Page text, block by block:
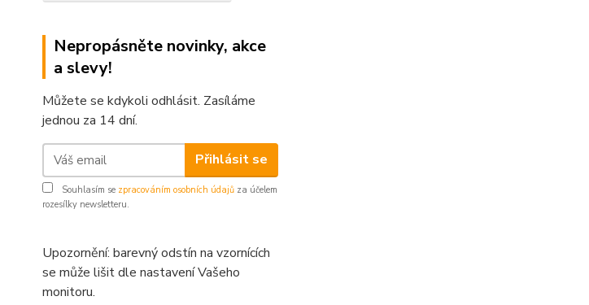
Nepropásněte novinky, akce
a slevy!
Můžete se kdykoli odhlásit. Zasíláme
jednou za 14 dní.
Přihlásit se
Souhlasím se zpracováním osobních údajů za účelem
rozesílky newsletteru.
Upozornění: barevný odstín na vzornících
se může lišit dle nastavení Vašeho
monitoru.